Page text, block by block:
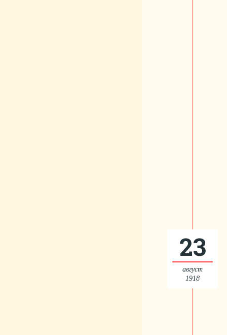
23
август
1918